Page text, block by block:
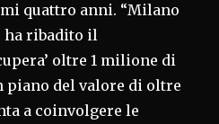
quattro anni. “Milano
ribadito il
oltre 1 milione di
piano del valore di oltre
a coinvolgere le